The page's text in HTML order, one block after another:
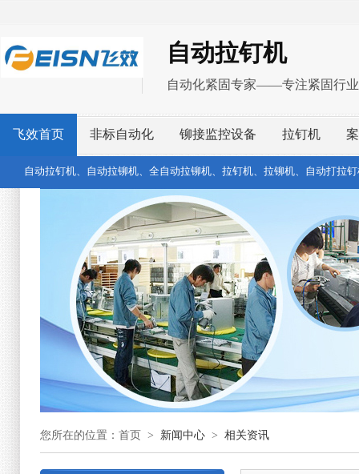
自动拉钉机
自动化紧固专家——专注紧固行
飞效首页 非标自动化 铆接监控设备 拉钉机
自动拉钉机、自动拉铆机、全自动拉铆机、拉钉机、拉铆机、自动打拉
您所在的位置：首页 > 新闻中心 > 相关资讯